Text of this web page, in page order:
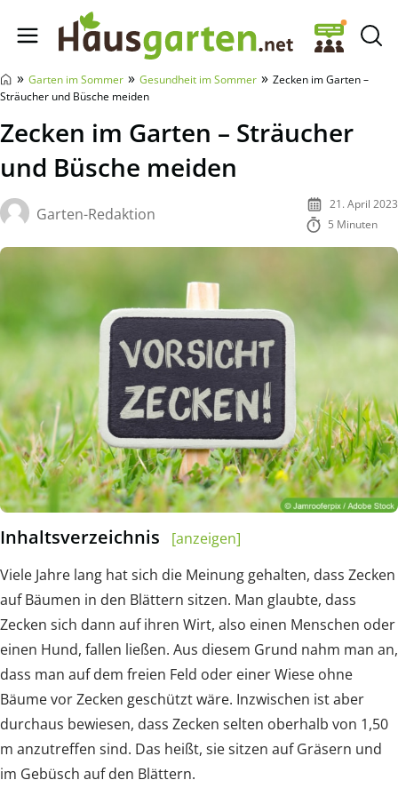
Hausgarten.net
» Garten im Sommer » Gesundheit im Sommer » Zecken im Garten –
Sträucher und Büsche meiden
Zecken im Garten – Sträucher
und Büsche meiden
Garten-Redaktion
21. April 2023
5 Minuten
Inhaltsverzeichnis
[anzeigen]
Viele Jahre lang hat sich die Meinung gehalten, dass Zecken
auf Bäumen in den Blättern sitzen. Man glaubte, dass
Zecken sich dann auf ihren Wirt, also einen Menschen oder
einen Hund, fallen ließen. Aus diesem Grund nahm man an,
dass man auf dem freien Feld oder einer Wiese ohne
Bäume vor Zecken geschützt wäre. Inzwischen ist aber
durchaus bewiesen, dass Zecken selten oberhalb von 1,50
m anzutreffen sind. Das heißt, sie sitzen auf Gräsern und
im Gebüsch auf den Blättern.